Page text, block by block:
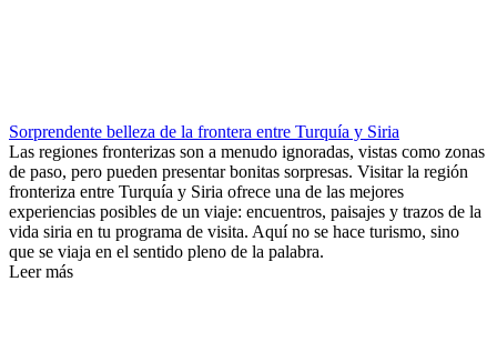
Sorprendente belleza de la frontera entre Turquía y Siria
Las regiones fronterizas son a menudo ignoradas, vistas como zonas
de paso, pero pueden presentar bonitas sorpresas. Visitar la región
fronteriza entre Turquía y Siria ofrece una de las mejores
experiencias posibles de un viaje: encuentros, paisajes y trazos de la
vida siria en tu programa de visita. Aquí no se hace turismo, sino
que se viaja en el sentido pleno de la palabra.
Leer más